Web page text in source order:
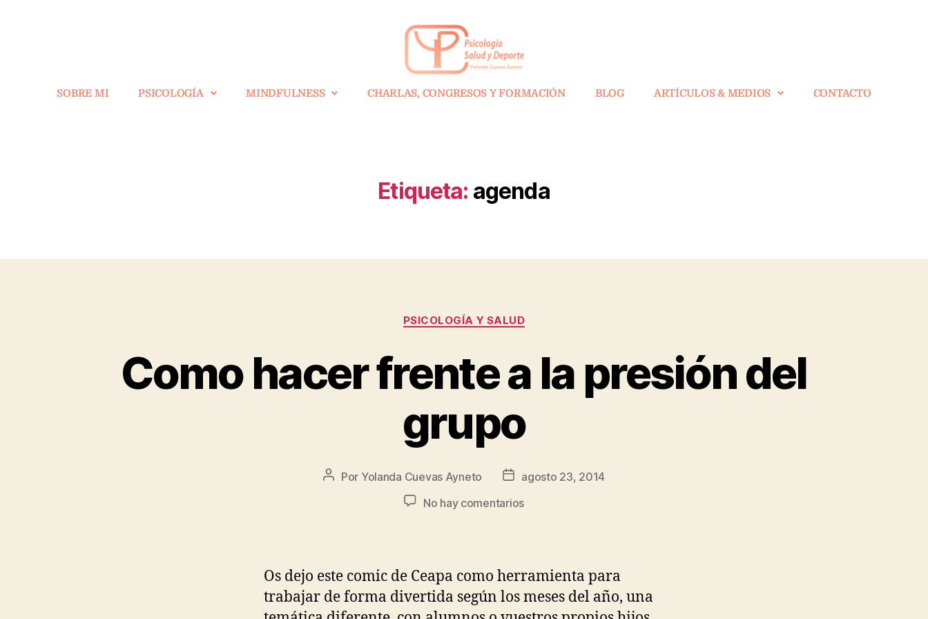
SOBRE MI PSICOLOGÍA MINDFULNESS CHARLAS, CONGRESOS Y FORMACIÓN BLOG ARTÍCULOS & MEDIOS CONTACTO
Etiqueta: agenda
PSICOLOGÍA Y SALUD
Como hacer frente a la presión del
grupo
Por Yolanda Cuevas Ayneto
agosto 23, 2014
No hay comentarios
Os dejo este comic de Ceapa como herramienta para
trabajar de forma divertida según los meses del año, una